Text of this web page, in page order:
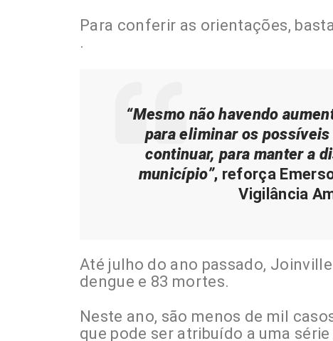
Para conferir as orientações,
.
“Mesmo não havendo
para eliminar os
continuar, para manter a
município”, reforça
Vigilância
Até julho do ano passado,
dengue e 83 mortes.
Neste ano, são menos de mil
que pode ser atribuído a uma